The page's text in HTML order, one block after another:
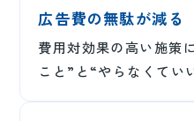
広告費の無駄が減る
費用対効果の高い施策
こと”と“やらなくてい